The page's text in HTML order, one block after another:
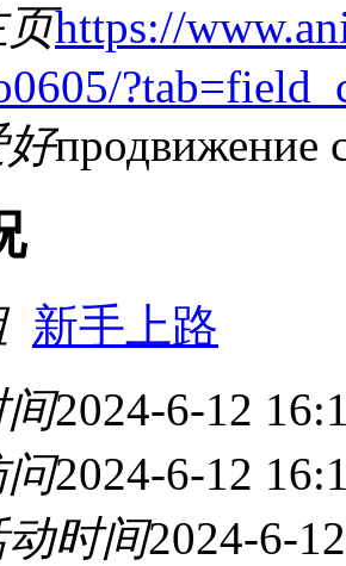
https://
продвижение
新手上路
2024-6-12
2024-6-12
动时间2024-6-